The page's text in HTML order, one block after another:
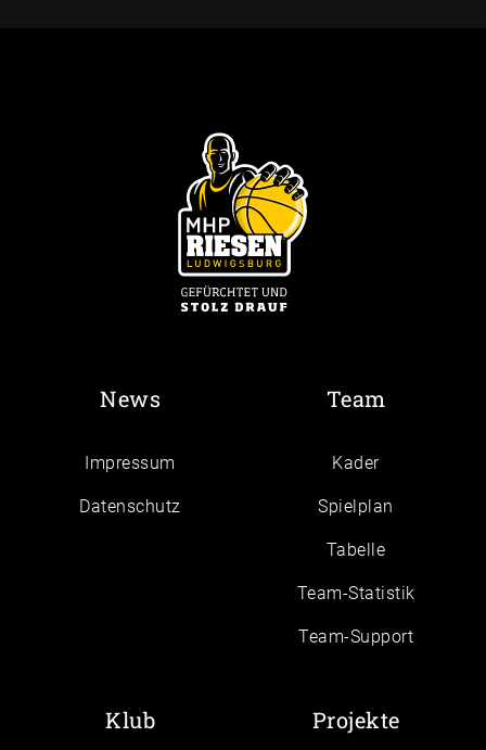
News
Impressum
Daten­schutz
Team
Kader
Spielplan
Tabelle
Team-Statistik
Team-Support
Klub Projekte